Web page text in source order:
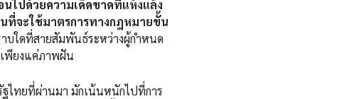
ไปด้วยความเด็ดขาดที่แห้งแล้ง
นที่จะใช้มาตรการทางกฎหมายขั้น
บใดที่สายสัมพันธ์ระหว่างผู้กำหนด
พียงแค่ภาพฝัน
ผ่านมา มักเน้นหนักไปที่การ